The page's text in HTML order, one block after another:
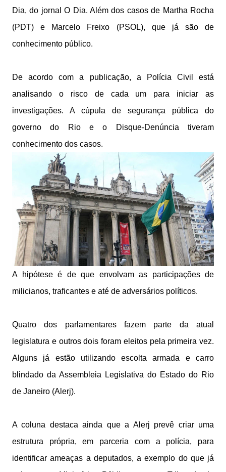
Dia, do jornal O Dia. Além dos casos de Martha Rocha
(PDT) e Marcelo Freixo (PSOL), que já são de
conhecimento público.
De acordo com a publicação, a Polícia Civil está
analisando o risco de cada um para iniciar as
investigações. A cúpula de segurança pública do
governo do Rio e o Disque-Denúncia tiveram
conhecimento dos casos.
A hipótese é de que envolvam as participações de
milicianos, traficantes e até de adversários políticos.
Quatro dos parlamentares fazem parte da atual
legislatura e outros dois foram eleitos pela primeira vez.
Alguns já estão utilizando escolta armada e carro
blindado da Assembleia Legislativa do Estado do Rio
de Janeiro (Alerj).
A coluna destaca ainda que a Alerj prevê criar uma
estrutura própria, em parceria com a polícia, para
identificar ameaças a deputados, a exemplo do que já